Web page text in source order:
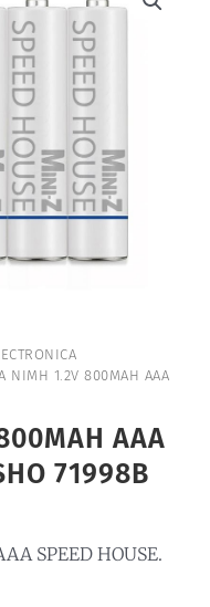
NIMH 1.2V 800MAH AAA
AAA
71998B
SPEED HOUSE.